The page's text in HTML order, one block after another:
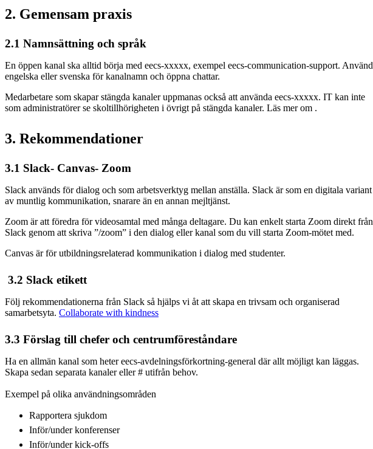
2. Gemensam praxis
2.1 Namnsättning och språk
En öppen kanal ska alltid börja med eecs-xxxxx, exempel eecs-communication-support. Använd
engelska eller svenska för kanalnamn och öppna chattar.
Medarbetare som skapar stängda kanaler uppmanas också att använda eecs-xxxxx. IT kan inte
som administratörer se skoltillhörigheten i övrigt på stängda kanaler. Läs mer om .
3. Rekommendationer
3.1 Slack- Canvas- Zoom
Slack används för dialog och som arbetsverktyg mellan anställa. Slack är som en digitala variant
av muntlig kommunikation, snarare än en annan mejltjänst.
Zoom är att föredra för videosamtal med många deltagare. Du kan enkelt starta Zoom direkt från
Slack genom att skriva ”/zoom” i den dialog eller kanal som du vill starta Zoom-mötet med.
Canvas är för utbildningsrelaterad kommunikation i dialog med studenter.
3.2 Slack etikett
Följ rekommendationerna från Slack så hjälps vi åt att skapa en trivsam och organiserad
samarbetsyta. Collaborate with kindness
3.3 Förslag till chefer och centrumföreståndare
Ha en allmän kanal som heter eecs-avdelningsförkortning-general där allt möjligt kan läggas.
Skapa sedan separata kanaler eller # utifrån behov.
Exempel på olika användningsområden
Rapportera sjukdom
Inför/under konferenser
Inför/under kick-offs